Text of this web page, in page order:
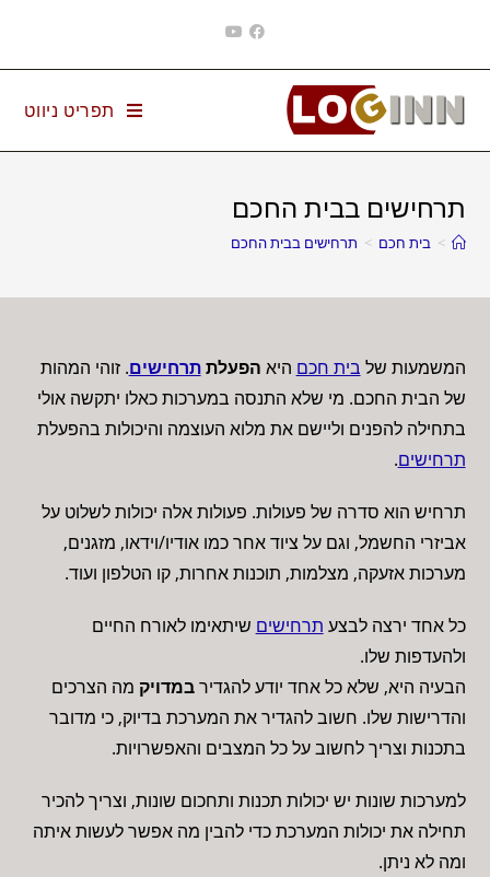
content
תפריט ניווט
תרחישים בבית החכם
> בית חכם > תרחישים בבית החכם
המשמעות של בית חכם היא הפעלתתרחישים. זוהי המהות
של הבית החכם. מי שלא התנסה במערכות כאלו יתקשה אולי
בתחילה להפנים וליישם את מלוא העוצמה והיכולות בהפעלת
תרחישים.
תרחיש הוא סדרה של פעולות. פעולות אלה יכולות לשלוט על
אביזרי החשמל, וגם על ציוד אחר כמו אודיו/וידאו, מזגנים,
מערכות אזעקה, מצלמות, תוכנות אחרות, קו הטלפון ועוד.
כל אחד ירצה לבצע תרחישים שיתאימו לאורח החיים
ולהעדפות שלו.
הבעיה היא, שלא כל אחד יודע להגדירבמדויק מה הצרכים
והדרישות שלו. חשוב להגדיר את המערכת בדיוק, כי מדובר
בתכנות וצריך לחשוב על כל המצבים והאפשרויות.
למערכות שונות יש יכולות תכנות ותחכום שונות, וצריך להכיר
תחילה את יכולות המערכת כדי להבין מה אפשר לעשות איתה
ומה לא ניתן.